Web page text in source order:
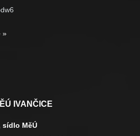
»
IVANČICE
sídlo MěÚ